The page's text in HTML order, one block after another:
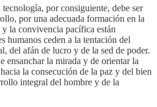
por consiguiente, debe ser
por una adecuada formación en la
la convivencia pacífica están
humanos ceden a la tentación del
del afán de lucro y de la sed de poder.
ensanchar la mirada y de orientar la
la consecución de la paz y del bien
integral del hombre y de la